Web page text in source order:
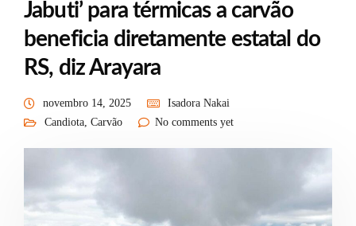
Jabuti’ para térmicas a carvão
beneficia diretamente estatal do
RS, diz Arayara
novembro 14, 2025
Isadora Nakai
Candiota, Carvão No comments yet